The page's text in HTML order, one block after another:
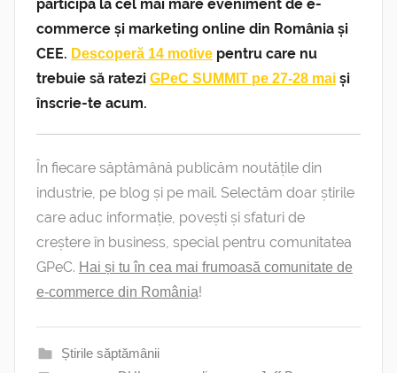
participa la cel mai mare eveniment de e-
commerce și marketing online din România și
CEE. Descoperă 14 motive pentru care nu
trebuie să ratezi GPeC SUMMIT pe 27-28 mai și
înscrie-te acum.
În fiecare săptămână publicăm noutățile din
industrie, pe blog și pe mail. Selectăm doar știrile
care aduc informație, povești și sfaturi de
creștere în business, special pentru comunitatea
GPeC. Hai și tu în cea mai frumoasă comunitate de
e-commerce din România!
Știrile săptămânii